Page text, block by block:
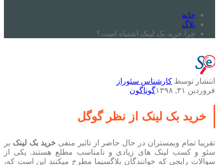
خانه
بلاگ
چرا خرید بک لینک اشتباه است؟
انتشار توسط کارشناس سئوراز
فروردین ۳۱, ۱۳۹۸
گوناگون
خرید بک لینک از نظر گوگل
تقریبا تمام وبمستران در حال حاضر از تاثیر منفیخرید بک لینک بر
سئو و کسب لینک های زیادی و نامناسب مطلع هستند. یکی از
سوالات رایجی که خوانندگان بلاگسیما مطرح میکنند این است که،